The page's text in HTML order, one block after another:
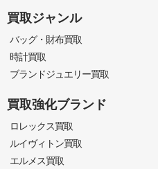
買取ジャンル
バッグ・財布買取
時計買取
ブランドジュエリー買取
買取強化ブランド
ロレックス買取
ルイヴィトン買取
エルメス買取